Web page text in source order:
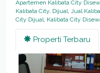
Apartemen Kalibata City
Kalibata City, Dijual, Jual
City Dijual, Kalibata City
Properti Terbaru